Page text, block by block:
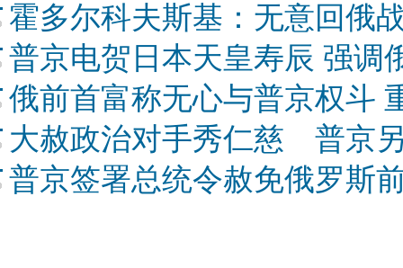
霍多尔科夫斯基：无意回俄
普京电贺日本天皇寿辰 强调
俄前首富称无心与普京权斗
大赦政治对手秀仁慈 普京
普京签署总统令赦免俄罗斯